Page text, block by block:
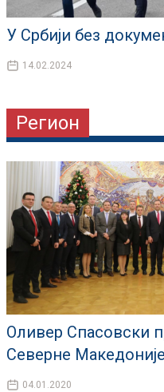
У Србији без
14.02.2024
Регион
Оливер Спасовски
Северне Македоније
04.01.2020